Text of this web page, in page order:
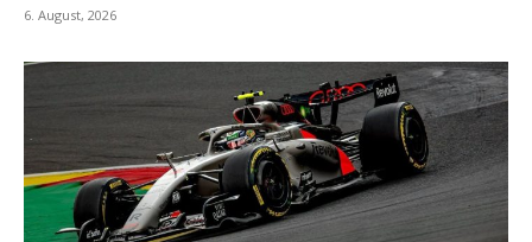
6. August, 2026